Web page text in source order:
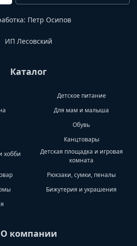
Петр Осипов
ИП Лесовский
Каталог
Детское питание
Для мам и малыша
Обувь
Канцтовары
хобби
Детская площадка и игровая
комната
Рюкзаки, сумки, пеналы
Бижутерия и украшения
О компании